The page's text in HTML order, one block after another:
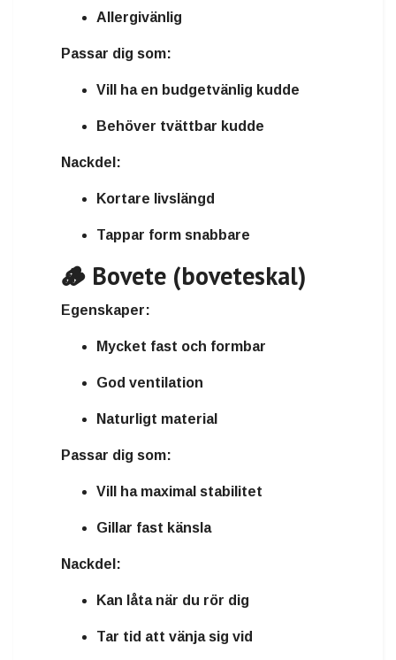
Allergivänlig
Passar dig som:
Vill ha en budgetvänlig kudde
Behöver tvättbar kudde
Nackdel:
Kortare livslängd
Tappar form snabbare
🪵 Bovete (boveteskal)
Egenskaper:
Mycket fast och formbar
God ventilation
Naturligt material
Passar dig som:
Vill ha maximal stabilitet
Gillar fast känsla
Nackdel:
Kan låta när du rör dig
Tar tid att vänja sig vid